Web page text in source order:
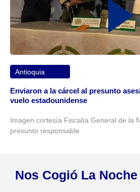
Antioquia
Enviaron a la cárcel al presunto
vuelo estadounidense
Imagen cortesía Fiscalía General de la
presunto responsable
Nos Cogió La Noche